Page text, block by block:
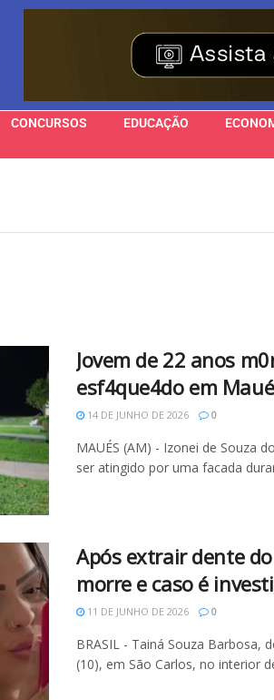
CONCURSOS EDUCAÇÃO
Jovem de 22 anos
esf4que4do em
14 DE JUNHO DE 2026 0
MAUÉS (AM) - Izonei de Souza
ser atingido por uma facada
Após extrair dente
morre e caso é
11 DE JUNHO DE 2026 0
BRASIL - Tainá Souza Barbosa,
(10), em São Carlos, no interior